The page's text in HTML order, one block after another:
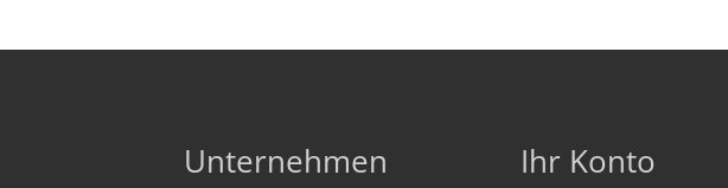
Unternehmen Ihr Konto